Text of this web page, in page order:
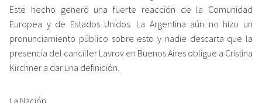
Este hecho generó una fuerte reacción de la Comunidad
Europea y de Estados Unidos. La Argentina aún no hizo un
pronunciamiento público sobre esto y nadie descarta que la
presencia del canciller Lavrov en Buenos Aires obligue a Cristina
Kirchner a dar una definición.